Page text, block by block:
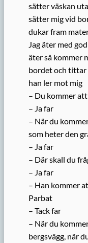
sätter väskan
sätter mig vid
dukar fram
Jag äter med
äter så kommer
bordet och tittar
han ler mot mig
– Du kommer
– Ja far
– När du
som heter den
– Ja far
– Där skall du
– Ja far
– Han kommer
Parbat
– Tack far
– När du
bergsvägg, när